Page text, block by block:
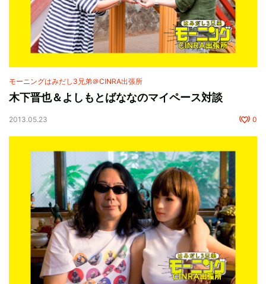
モーニングはみだし3兄弟＠CINRA出張所
木下晋也＆よしもとばななのマイペース対談
2013.05.23 0